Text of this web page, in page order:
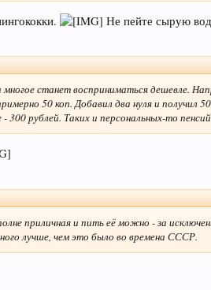
Не пейте сырую
многое станет восприниматься дешевле.
50 коп. Добавил два нуля и получил
300 рублей. Таких и персональных-то
приличная и пить её можно - за
лучше, чем это было во времена СССР.